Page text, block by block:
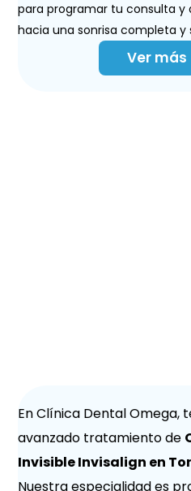
para programar tu consulta y
hacia una sonrisa completa y
Ver más
En Clínica Dental Omega,
avanzado tratamiento de
Invisible Invisalign en
Nuestra especialidad es